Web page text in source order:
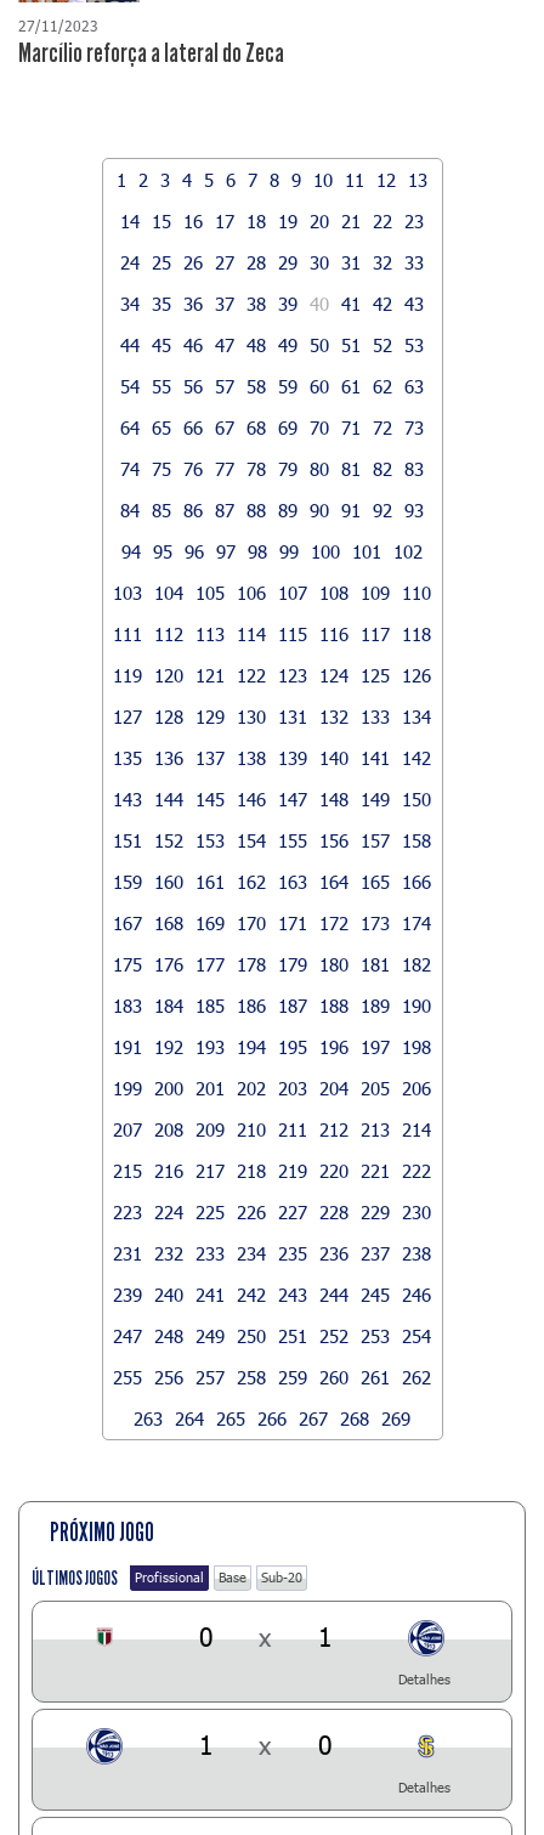
27/11/2023
Marcílio reforça a lateral do Zeca
1 2 3 4 5 6 7 8 9 10 11 12
13
14
15 16 17 18 19 20 21 22
23
24
25 26 27 28 29 30 31 32
33
34 35 36 37 38 39 40 41 42
43
44 45 46 47 48 49 50 51 52
53
54 55 56 57 58 59 60 61 62
63
64 65 66 67 68 69 70 71 72
73
74 75 76 77 78 79 80 81 82
83
84 85 86 87 88 89 90 91 92
93
94 95 96 97 98 99 100 101
102
103
104 105 106 107 108 109
110
111
112 113 114 115 116 117
118
119
120 121 122 123 124 125
126
127
128 129 130 131 132 133
134
135
136 137 138 139 140 141
142
143
144 145 146 147 148 149
150
151
152 153 154 155 156 157
158
159
160 161 162 163 164 165
166
167
168 169 170 171 172 173
174
175
176 177 178 179 180 181
182
183
184 185 186 187 188 189
190
191
192 193 194 195 196 197
198
199
200 201 202 203 204 205
206
207
208 209 210 211 212 213
214
215
216 217 218 219 220 221
222
223
224 225 226 227 228 229
230
231
232 233 234 235 236 237
238
239
240 241 242 243 244 245
246
247
248 249 250 251 252 253
254
255
256 257 258 259 260 261
262
263
264 265 266 267 268 269
PRÓXIMO JOGO
ÚLTIMOS JOGOS Profissional Base Sub-20
0 x 1
Detalhes
1 x 0
Detalhes